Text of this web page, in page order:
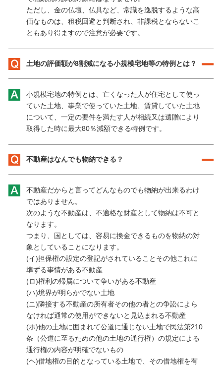
ただし、金の仏壇、仏具など、常識を逸脱するような高
価なものは、租税回避と判断され、非課税とならないこ
ともあり得ますので注意が必要です。
土地の評価額が8割減になる小規模宅地等の特例とは？
小規模宅地の特例とは、亡くなった人が住宅として使っ
ていた土地、事業で使っていた土地、賃貸していた土地
について、一定の要件を満たす人が相続又は遺贈により
取得した時に最大80％減額できる特例です。
不動産はなんでも物納できる？
不動産だからと言ってどんなものでも物納が出来るわけ
ではありません。
次のような不動産は、不適格な財産として物納は不可と
なります。
つまり、国としては、容易に換金できるものを物納の対
象としていることになります。
(イ)担保権の設定の登記がされていることその他これに
準ずる事情がある不動産
(ロ)権利の帰属について争いがある不動産
(ハ)境界が明らかでない土地
(ニ)隣接する不動産の所有者その他の者との争訟によら
なければ通常の使用ができないと見込まれる不動産
(ホ)他の土地に囲まれて公道に通じない土地で民法第210
条（公道に至るための他の土地の通行権）の規定による
通行権の内容が明確でないもの
(ヘ)借地権の目的となっている土地で、その借地権を有